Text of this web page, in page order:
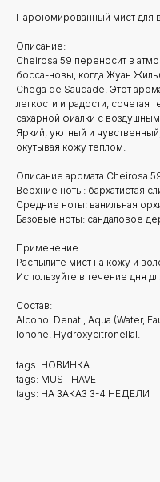
Парфюмированный мист для
Описание:
Cheirosa 59 переносит в
босса-новы, когда Жуан
Chega de Saudade. Этот
легкости и радости, сочетая
сахарной фиалки с
Яркий, уютный и
окутывая кожу теплом.
Описание аромата Cheirosa
Верхние ноты: бархатистая
Средние ноты: ванильная
Базовые ноты: сандаловое
Применение:
Распылите мист на кожу и
Используйте в течение дня
Состав:
Alcohol Denat., Aqua (Water,
Ionone, Hydroxycitronellal.
tags: НОВИНКА
tags: MUST HAVE
tags: НА ЗАКАЗ 3-4 НЕДЕЛИ